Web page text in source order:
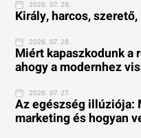
2026. 07. 29.
Király, harcos,
2026. 07. 28.
Miért kapaszkodunk a
ahogy a modernhez
2026. 07. 27.
Az egészség illúziója:
marketing és hogyan